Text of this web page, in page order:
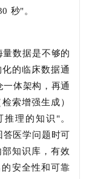
秒"。
数据是不够的
的临床数据通
体架构，再通
索增强生成）
理的知识"。
医学问题时可
知识库，有效
安全性和可靠